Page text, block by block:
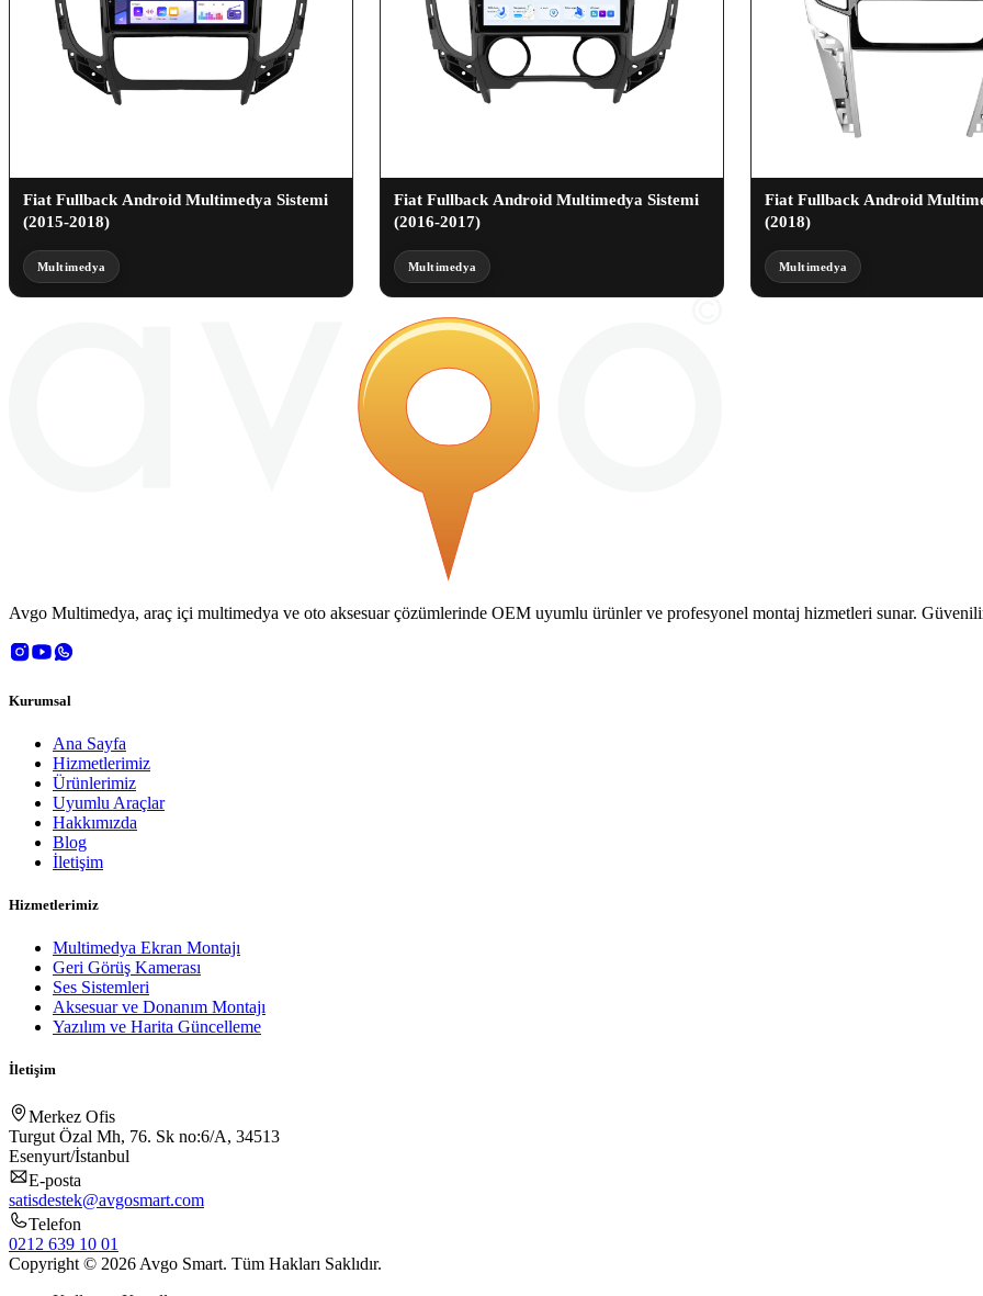
Fiat Fullback Android Multimedya Sistemi
(2015-2018)
Multimedya
Fiat Fullback Android Multimedya Sistemi
(2016-2017)
Multimedya
Fiat Fullback Android
(2018)
Multimedya
Avgo Multimedya, araç içi multimedya ve oto aksesuar çözümlerinde OEM uyumlu ürünler ve profesyonel montaj hizmetleri sunar.
Kurumsal
Ana Sayfa
Hizmetlerimiz
Ürünlerimiz
Uyumlu Araçlar
Hakkımızda
Blog
İletişim
Hizmetlerimiz
Multimedya Ekran Montajı
Geri Görüş Kamerası
Ses Sistemleri
Aksesuar ve Donanım Montajı
Yazılım ve Harita Güncelleme
İletişim
Merkez Ofis
Turgut Özal Mh, 76. Sk no:6/A, 34513
Esenyurt/İstanbul
E-posta
satisdestek@avgosmart.com
Telefon
0212 639 10 01
Copyright © 2026 Avgo Smart. Tüm Hakları Saklıdır.